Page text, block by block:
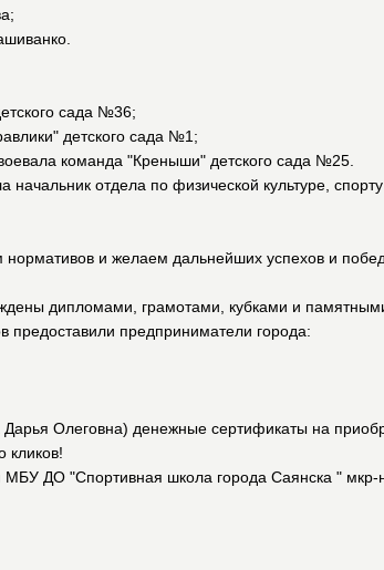
сада №36;
детского сада №1;
команда "Креныши" детского сада №25.
отдела по физической культуре,
и желаем дальнейших успехов и
дипломами, грамотами, кубками и
предоставили предприниматели города:
Олеговна) денежные сертификаты на
кликов!
ДО "Спортивная школа города Саянска "